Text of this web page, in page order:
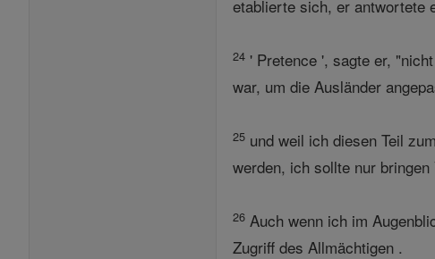
etablierte sich, er antwortete
24 ' Pretence ', sagte er,
war, um die Ausländer
25 und weil ich diesen Teil
werden, ich sollte nur
26 Auch wenn ich im
Zugriff des Allmächtigen .